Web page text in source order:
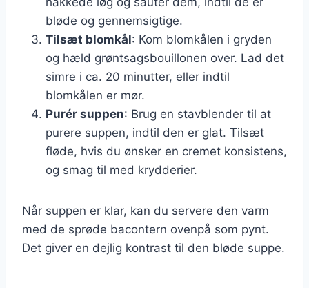
bløde og gennemsigtige.
Tilsæt blomkål: Kom blomkålen i gryden
og hæld grøntsagsbouillonen over. Lad det
simre i ca. 20 minutter, eller indtil
blomkålen er mør.
Purér suppen: Brug en stavblender til at
purere suppen, indtil den er glat. Tilsæt
fløde, hvis du ønsker en cremet konsistens,
og smag til med krydderier.
Når suppen er klar, kan du servere den varm
med de sprøde bacontern ovenpå som pynt.
Det giver en dejlig kontrast til den bløde suppe.